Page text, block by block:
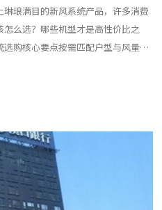
琅满目的新风系统产品，许多消费
么选？哪些机型才是高性价比之
购核心要点按需匹配户型与风量户
全屋净化能力的机型，以确保每个